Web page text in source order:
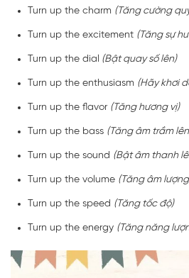
Turn up the charm (Tăng cường
Turn up the excitement (Tăng sự
Turn up the dial (Bật quay số lên)
Turn up the enthusiasm (Hãy khơi
Turn up the flavor (Tăng hương vị)
Turn up the bass (Tăng âm trầm
Turn up the sound (Bật âm thanh
Turn up the volume (Tăng âm
Turn up the speed (Tăng tốc độ)
Turn up the energy (Tăng năng